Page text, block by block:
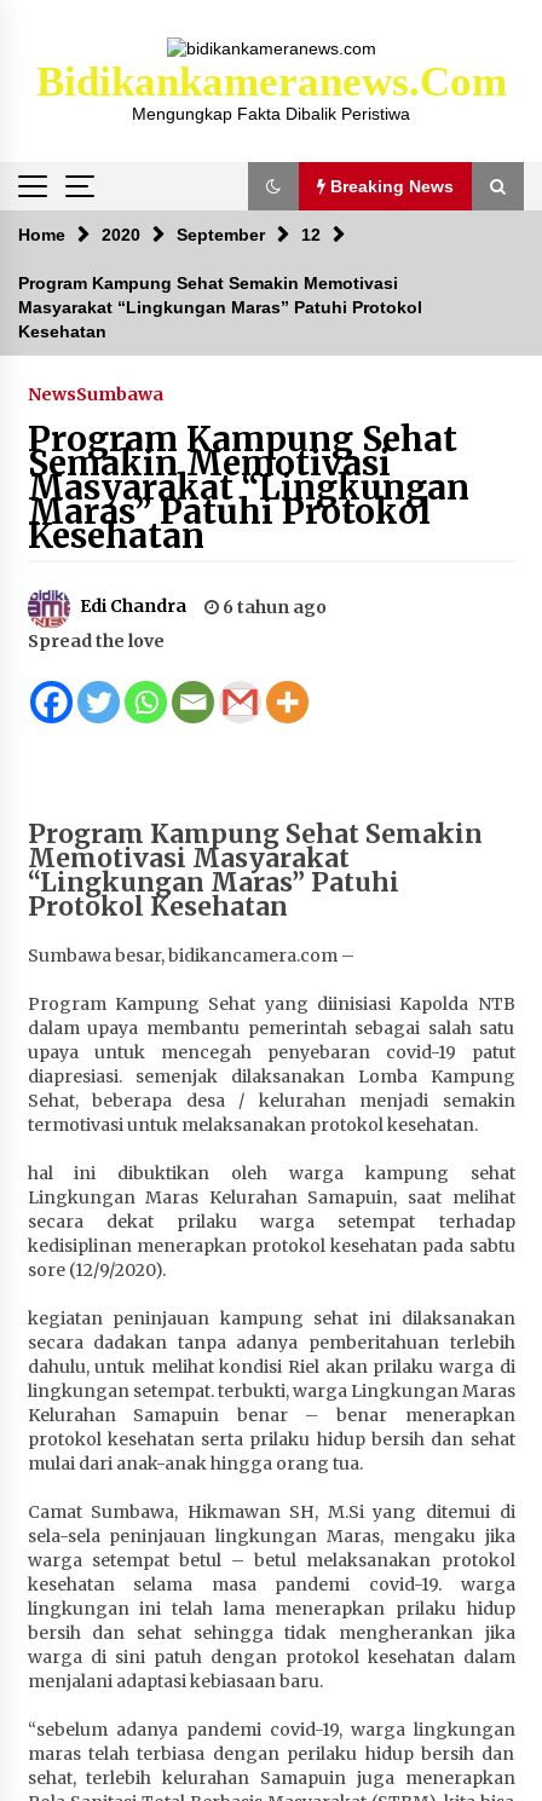
Bidikankameranews.com
Mengungkap Fakta Dibalik Peristiwa
Breaking News
Breaking News
Kejaksaan KSB Mulai Lidik Mafia Tanah Desa
Sekongkang Bawah
Kec. Plampang, Polres Sumbawa Pastikan
Proses Penyelidikan Berjalan Maksimal
4 minggu ago
Anggota Satlantas Polres Sumbawa, Briptu
Administrasi Kendaraan Berupa SIM
4 minggu ago
Ny. Selvi Gibran Ketua Dekranasda Sumbawa
Promosikan Tenun Kre Alang
Perumdam Batulanteh Akan Lakukan
Penyesuaian Tarif Air Minum
4 minggu ago
Bripda Vanesa Aprilia Renyaan, Sabet Juara II
4 minggu ago
Sekretaris Bapperida, Dwi Rahayu, ST,. MM,.
Pimpin Rakor Aksi Konvergensi Percepatan
Penurunan Stunting di Sumbawa
4 minggu ago
Wabup Ansori Apresiasi Rekomendasi dan
Pandangan Fraksi – Fraksi DPRD Sumbawa
4 minggu ago
Bupati Sumbawa Lepas 487 Atlet dari Berbagai
Cabor yang Akan Berjuang pada PORPROV XII
NTB 2026
4 minggu ago
BAZNAS Kabupaten Sumbawa Salurkan Bantuan
Program 100 Mustahik Per Desa di Desa Teluk
Santong
Dosen UTS Siap Kembangkan Inovasi Lewat
Pelatihan PDPP 2026 Bali
4 minggu ago
Terapkan “Polantas Menyapa”, Satlantas Polres
Sumbawa Berupaya Wujudkan Pelayanan
Kepolisian yang Profesional
4 minggu ago
Capaian Program Pemerintah Kabupaten
Home 2020 September 12
Program Kampung Sehat Semakin Memotivasi
Masyarakat “Lingkungan Maras” Patuhi Protokol
Kesehatan
NewsSumbawa
Program Kampung Sehat
Semakin Memotivasi
Masyarakat “Lingkungan
Maras” Patuhi Protokol
Kesehatan
Edi Chandra
6 tahun ago
Spread the love
Program Kampung Sehat Semakin
Memotivasi Masyarakat
“Lingkungan Maras” Patuhi
Protokol Kesehatan
Sumbawa besar, bidikancamera.com –
Program Kampung Sehat yang diinisiasi Kapolda NTB
dalam upaya membantu pemerintah sebagai salah satu
upaya untuk mencegah penyebaran covid-19 patut
diapresiasi. semenjak dilaksanakan Lomba Kampung
Sehat, beberapa desa / kelurahan menjadi semakin
termotivasi untuk melaksanakan protokol kesehatan.
hal ini dibuktikan oleh warga kampung sehat
Lingkungan Maras Kelurahan Samapuin, saat melihat
secara dekat prilaku warga setempat terhadap
kedisiplinan menerapkan protokol kesehatan pada sabtu
sore (12/9/2020).
kegiatan peninjauan kampung sehat ini dilaksanakan
secara dadakan tanpa adanya pemberitahuan terlebih
dahulu, untuk melihat kondisi Riel akan prilaku warga di
lingkungan setempat. terbukti, warga Lingkungan Maras
Kelurahan Samapuin benar – benar menerapkan
protokol kesehatan serta prilaku hidup bersih dan sehat
mulai dari anak-anak hingga orang tua.
Camat Sumbawa, Hikmawan SH, M.Si yang ditemui di
sela-sela peninjauan lingkungan Maras, mengaku jika
warga setempat betul – betul melaksanakan protokol
kesehatan selama masa pandemi covid-19. warga
lingkungan ini telah lama menerapkan prilaku hidup
bersih dan sehat sehingga tidak mengherankan jika
warga di sini patuh dengan protokol kesehatan dalam
menjalani adaptasi kebiasaan baru.
“sebelum adanya pandemi covid-19, warga lingkungan
maras telah terbiasa dengan perilaku hidup bersih dan
sehat, terlebih kelurahan Samapuin juga menerapkan